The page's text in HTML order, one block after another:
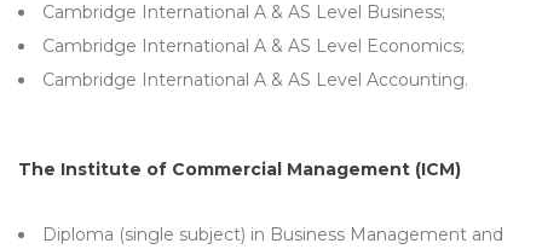
Cambridge International A & AS Level Business;
Cambridge International A & AS Level Economics;
Cambridge International A & AS Level Accounting.
The Institute of Commercial Management (ICM)
Diploma (single subject) in Business Management and